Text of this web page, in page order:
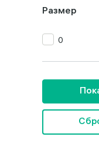
Янтарь
Размер
0